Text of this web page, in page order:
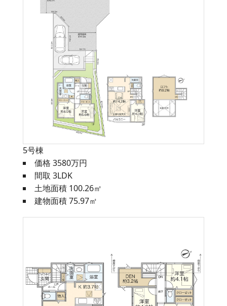
5号棟
価格 3580万円
間取 3LDK
土地面積 100.26㎡
建物面積 75.97㎡